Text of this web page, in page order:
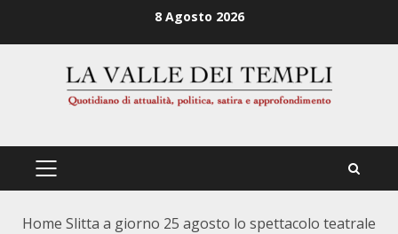
8 Agosto 2026
PRIMÄRES
Home Slitta a giorno 25 agosto lo spettacolo teatrale